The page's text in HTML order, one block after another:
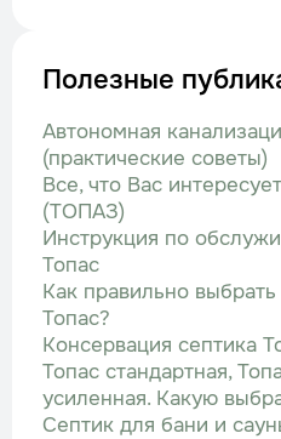
Полезные
Автономная
(практические советы)
Все, что Вас
(ТОПАЗ)
Инструкция по
Топас
Как правильно
Топас?
Консервация септика
Топас стандартная,
усиленная. Какую
Септик для бани и